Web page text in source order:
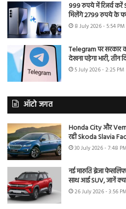
999 रुपये में रिजर्व
मिलेंगे 2799 रुपये के
8 July 2026 - 5:54 PM
Telegram पर सरकार
देखना पड़ेगा भारी, तीन
5 July 2026 - 2:25 PM
ऑटो जगत
Honda City और
रही Skoda Slavia
30 July 2026 - 7:48
नई मारुति ब्रेजा
साथ आई SUV, जानें
26 July 2026 - 3:56